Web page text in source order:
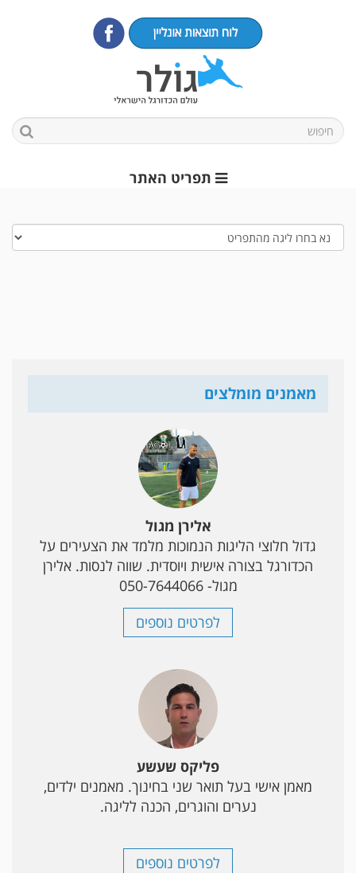
תפריט האתר
מאמנים מומלצים
אלירן מגול
גדול חלוצי הליגות הנמוכות מלמד את הצעירים על
הכדורגל בצורה אישית ויוסדית. שווה לנסות. אלירן
מגול- 050-7644066
לפרטים נוספים
פליקס שעשע
מאמן אישי בעל תואר שני בחינוך. מאמנים ילדים,
נערים והוגרים, הכנה לליגה.
לפרטים נוספים